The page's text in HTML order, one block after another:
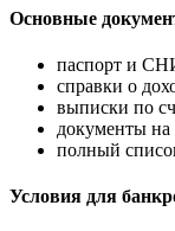
Основные
паспорт и
справки о
выписки по
документы
полный
Условия для